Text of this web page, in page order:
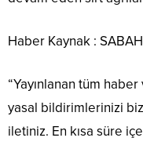
Haber Kaynak :
“Yayınlanan tüm
yasal bildirimlerinizi
iletiniz. En kısa süre